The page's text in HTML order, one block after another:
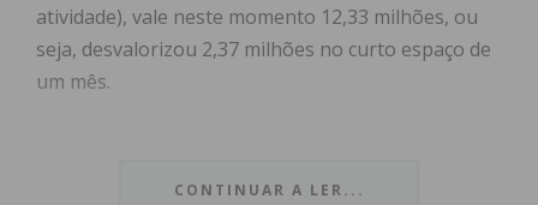
atividade), vale neste momento 12,33 milhões, ou
seja, desvalorizou 2,37 milhões no curto espaço de
um mês.
receitas, sobretudo da televisão, que anunciou a
CONTINUAR A LER...